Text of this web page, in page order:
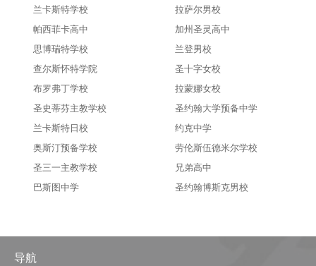
兰卡斯特学校
拉萨尔男校
帕西菲卡高中
加州圣灵高中
思博瑞特学校
兰登男校
查尔斯怀特学院
圣十字女校
布罗弗丁学校
拉蒙娜女校
圣史蒂芬主教学校
圣约翰大学预备中学
兰卡斯特日校
约克中学
奥斯汀预备学校
劳伦斯伍德米尔学校
圣三一主教学校
兄弟高中
巴斯图中学
圣约翰博斯克男校
导航